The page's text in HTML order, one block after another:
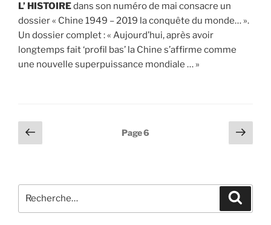
L’ HISTOIREdans son numéro de mai consacre un
dossier « Chine 1949 – 2019 la conquête du monde… ».
Un dossier complet : « Aujourd’hui, après avoir
longtemps fait ‘profil bas’ la Chine s’affirme comme
une nouvelle superpuissance mondiale … »
Pagination
des
Page
précédente
Page6
Page
pour